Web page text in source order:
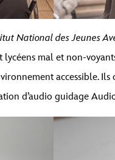
National des Jeunes
mal et non-
accessible.
d’audio guidage